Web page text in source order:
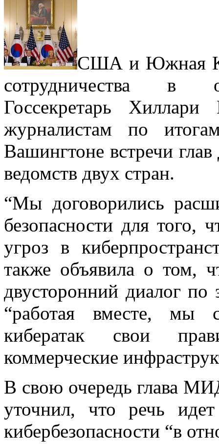
США и Южная
сотрудничества в
Госсекретарь
журналистам по
Вашингтоне встречи
ведомств двух стран.
“Мы договорились
безопасности для того,
угроз в
также объявила о том,
двусторонний диалог
“работая вместе, мы
кибератак свои
коммерческие
В свою очередь глава
уточнил, что речь
кибербезопасности “в